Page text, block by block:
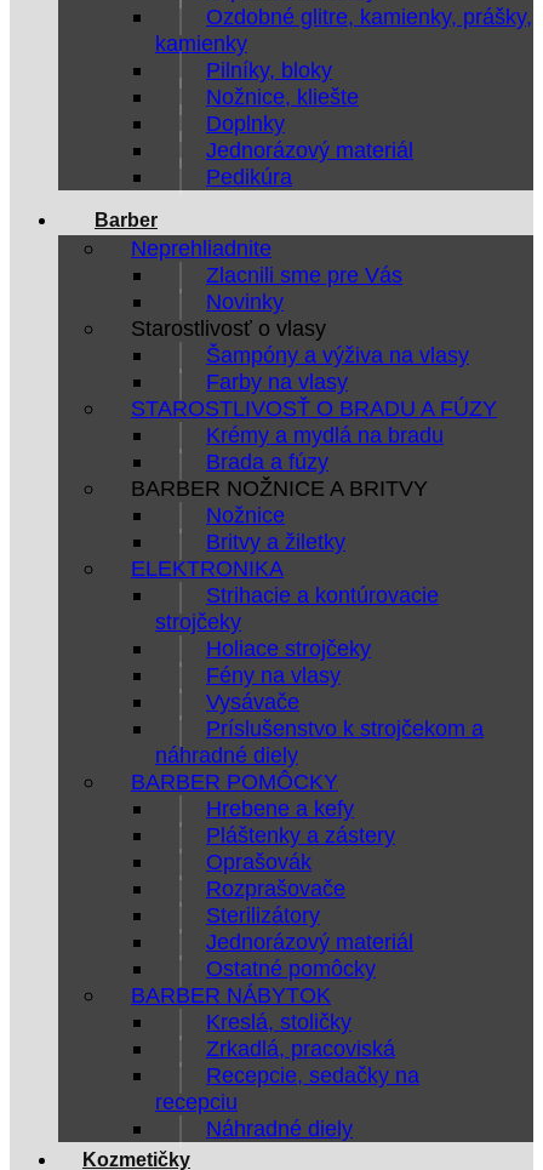
Ozdobné glitre, kamienky, prášky,
kamienky
Pilníky, bloky
Nožnice, kliešte
Doplnky
Jednorázový materiál
Pedikúra
Barber
Neprehliadnite
Zlacnili sme pre Vás
Novinky
Starostlivosť o vlasy
Šampóny a výživa na vlasy
Farby na vlasy
STAROSTLIVOSŤ O BRADU A FÚZY
Krémy a mydlá na bradu
Brada a fúzy
BARBER NOŽNICE A BRITVY
Nožnice
Britvy a žiletky
ELEKTRONIKA
Strihacie a kontúrovacie
strojčeky
Holiace strojčeky
Fény na vlasy
Vysávače
Príslušenstvo k strojčekom a
náhradné diely
BARBER POMÔCKY
Hrebene a kefy
Pláštenky a zástery
Oprašovák
Rozprašovače
Sterilizátory
Jednorázový materiál
Ostatné pomôcky
BARBER NÁBYTOK
Kreslá, stoličky
Zrkadlá, pracoviská
Recepcie, sedačky na
recepciu
Náhradné diely
Kozmetičky